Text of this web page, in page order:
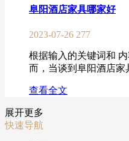
阜阳酒店家具哪家好
2023-07-26 277
根据输入的关键词和
而，当谈到阜阳酒店家
查看全文
展开更多
快速导航